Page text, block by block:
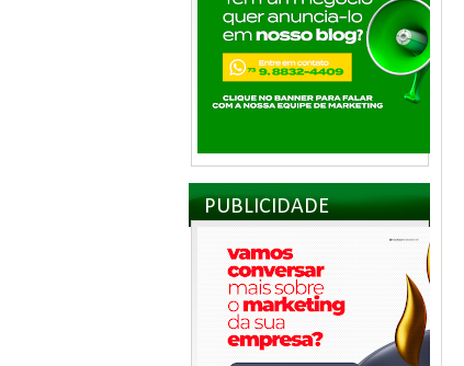
PUBLICIDADE